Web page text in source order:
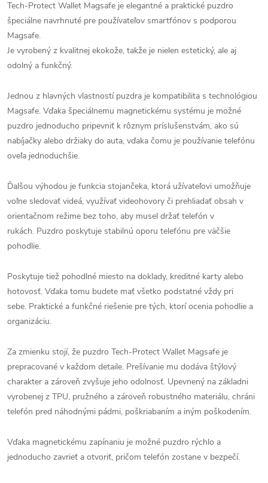
Tech-Protect Wallet Magsafe je elegantné a praktické puzdro
špeciálne navrhnuté pre používateľov smartfónov s podporou
Magsafe.
Je vyrobený z kvalitnej ekokože, takže je nielen estetický, ale aj
odolný a funkčný.
Jednou z hlavných vlastností puzdra je kompatibilita s technológiou
Magsafe. Vďaka špeciálnemu magnetickému systému je možné
puzdro jednoducho pripevniť k rôznym príslušenstvám, ako sú
nabíjačky alebo držiaky do auta, vďaka čomu je používanie telefónu
oveľa jednoduchšie.
Ďalšou výhodou je funkcia stojančeka, ktorá užívateľovi umožňuje
voľne sledovať videá, využívať videohovory či prehliadať obsah v
orientačnom režime bez toho, aby musel držať telefón v
rukách. Puzdro poskytuje stabilnú oporu telefónu pre väčšie
pohodlie.
Poskytuje tiež pohodlné miesto na doklady, kreditné karty alebo
hotovosť. Vďaka tomu budete mať všetko podstatné vždy pri
sebe. Praktické a funkčné riešenie pre tých, ktorí ocenia pohodlie a
organizáciu.
Za zmienku stojí, že puzdro Tech-Protect Wallet Magsafe je
prepracované v každom detaile. Prešívanie mu dodáva štýlový
charakter a zároveň zvyšuje jeho odolnosť. Upevnený na základni
vyrobenej z TPU, pružného a zároveň robustného materiálu, chráni
telefón pred náhodnými pádmi, poškriabaním a iným poškodením.
Vďaka magnetickému zapínaniu je možné puzdro rýchlo a
jednoducho zavrieť a otvoriť, pričom telefón zostane v bezpečí.